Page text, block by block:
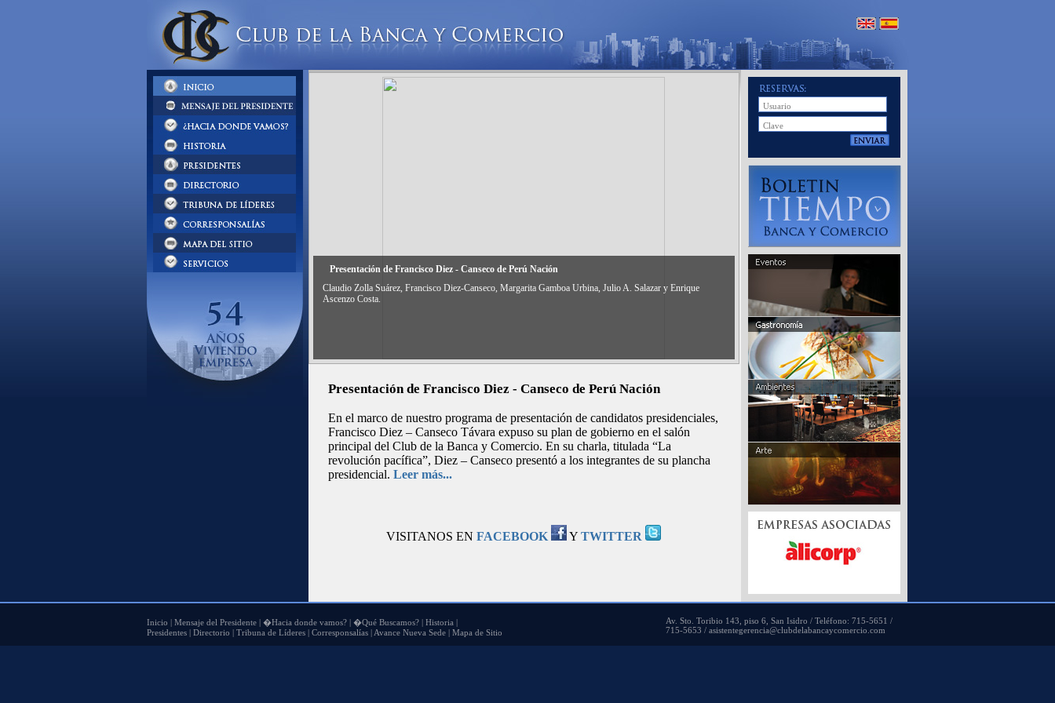
Presentación de Francisco Diez - Canseco de Perú Nación
Claudio Zolla Suárez, Francisco Diez-Canseco, Margarita Gamboa Urbina, Julio A. Salazar y Enrique
Ascenzo Costa.
Presentación de Francisco Diez - Canseco de Perú Nación
En el marco de nuestro programa de presentación de candidatos presidenciales,
Francisco Diez – Canseco Távara expuso su plan de gobierno en el salón
principal del Club de la Banca y Comercio. En su charla, titulada “La
revolución pacífica”, Diez – Canseco presentó a los integrantes de su plancha
presidencial. Leer más...
VISITANOS EN FACEBOOK Y TWITTER
Inicio | Mensaje del Presidente| �Hacia donde vamos?| �Qué Buscamos?| Historia |
Presidentes| Directorio | Tribuna de Líderes| Corresponsalías| Avance Nueva Sede| Mapa de Sitio
Av. Sto. Toribio 143, piso 6, San Isidro / Teléfono: 715-5651 /
715-5653 / asistentegerencia@clubdelabancaycomercio.com